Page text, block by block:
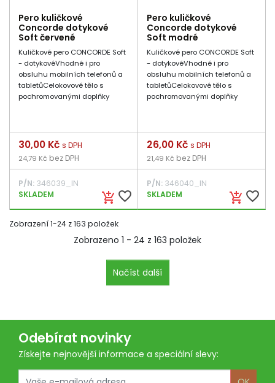
Pero kuličkové
Concorde dotykové
Soft červené
Kuličkové pero CONCORDE Soft
- dotykovéVhodné i pro
obsluhu mobilních telefonů a
tabletůCelokovové tělo s
pochromovanými doplňky
add_shopping_cart favorite_border
Cena
30,00 Kč s DPH
24,79 Kč bez DPH
P/N: 346039_IN
SKLADEM
Pero kuličkové
Concorde dotykové
Soft modré
Kuličkové pero CONCORDE Soft
- dotykovéVhodné i pro
obsluhu mobilních telefonů a
tabletůCelokovové tělo s
pochromovanými doplňky
add_shopping_cart favorite_border
Cena
26,00 Kč s DPH
21,49 Kč bez DPH
P/N:346040_IN
SKLADEM
Zobrazení 1-24 z 163 položek
Zobrazeno 1 - 24 z 163 položek
Načíst další
Odebírat novinky
Získejte nejnovější informace a speciální slevy: